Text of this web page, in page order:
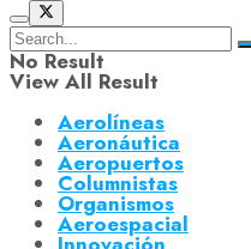
No Result
View All Result
Aerolíneas
Aeronáutica
Aeropuertos
Columnistas
Organismos
Aeroespacial